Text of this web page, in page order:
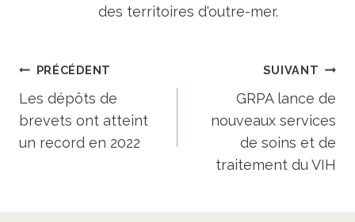
des territoires d'outre-mer.
Navigation
de
l’article
PRÉCÉDENT
Les dépôts de
brevets ont atteint
un record en 2022
SUIVANT
GRPA lance de
nouveaux services
de soins et de
traitement du VIH